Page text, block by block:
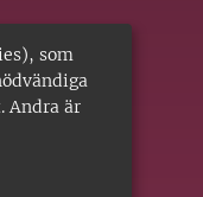
som
Andra är